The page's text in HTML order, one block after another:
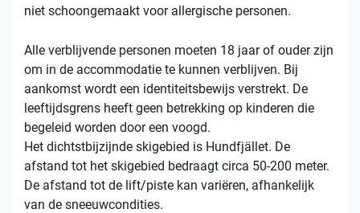
niet schoongemaakt voor allergische personen.
Alle verblijvende personen moeten 18 jaar of ouder zijn
om in de accommodatie te kunnen verblijven. Bij
aankomst wordt een identiteitsbewijs verstrekt. De
leeftijdsgrens heeft geen betrekking op kinderen die
begeleid worden door een voogd.
Het dichtstbijzijnde skigebied is Hundfjället. De
afstand tot het skigebied bedraagt ​​circa 50-200 meter.
De afstand tot de lift/piste kan variëren, afhankelijk
van de sneeuwcondities.